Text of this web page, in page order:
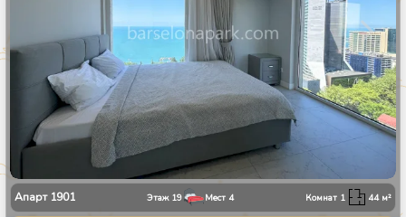
Апарт 1901 Этаж 19 Мест 4 Комнат 1 44м²